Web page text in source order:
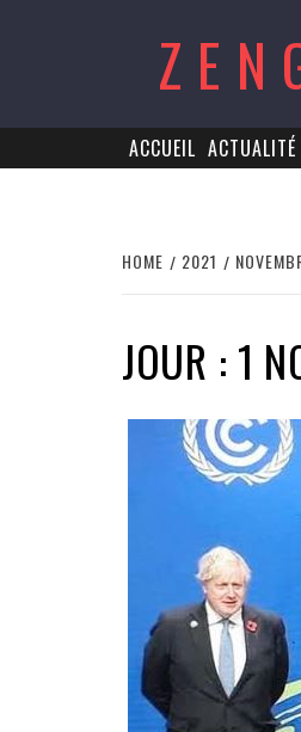
ACCUEIL ACTUALITÉ
HOME 2021
JOUR : 1